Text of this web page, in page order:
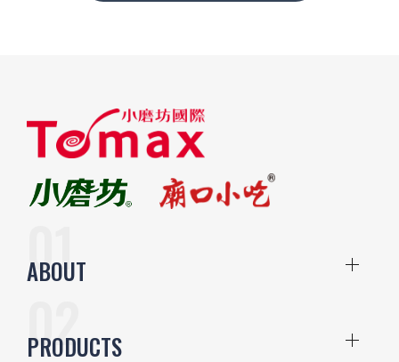
ABOUT
PRODUCTS